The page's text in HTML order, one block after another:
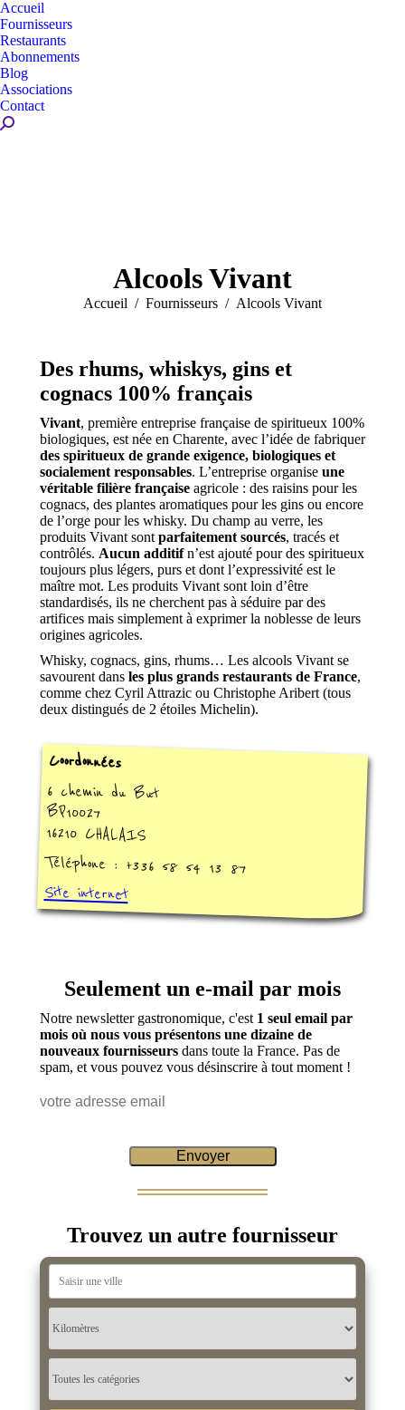
Accueil
Fournisseurs
Restaurants
Abonnements
Blog
Associations
Contact
Recherche
Alcools Vivant
Vous êtes ici :
Accueil Fournisseurs Alcools Vivant
Des rhums, whiskys, gins et
cognacs 100% français
Vivant, première entreprise française de spiritueux 100%
biologiques, est née en Charente, avec l’idée de fabriquer
des spiritueux de grande exigence, biologiques et
socialement responsables. L’entreprise organise une
véritable filière française agricole : des raisins pour les
cognacs, des plantes aromatiques pour les gins ou encore
de l’orge pour les whisky. Du champ au verre, les
produits Vivant sont parfaitement sourcés, tracés et
contrôlés. Aucun additifn’est ajouté pour des spiritueux
toujours plus légers, purs et dont l’expressivité est le
maître mot. Les produits Vivant sont loin d’être
standardisés, ils ne cherchent pas à séduire par des
artifices mais simplement à exprimer la noblesse de leurs
origines agricoles.
Whisky, cognacs, gins, rhums… Les alcools Vivant se
savourent dans les plus grands restaurants de France,
comme chez Cyril Attrazic ou Christophe Aribert (tous
deux distingués de 2 étoiles Michelin).
Coordonnées
6 chemin du But
BP10027
16210 CHALAIS
Téléphone : +336 58 54 13 87
Site internet
Seulement un e-mail par mois
Notre newsletter gastronomique, c'est 1 seul email par
mois où nous vous présentons une dizaine de
nouveaux fournisseurs dans toute la France. Pas de
spam, et vous pouvez vous désinscrire à tout moment !
Trouvez un autre fournisseur